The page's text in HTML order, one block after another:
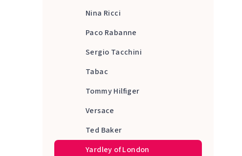
Nina Ricci
Paco Rabanne
Sergio Tacchini
Tabac
Tommy Hilfiger
Versace
Ted Baker
Yardley of London